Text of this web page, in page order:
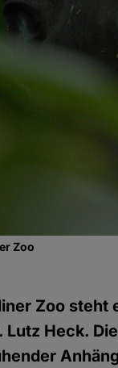
Zoo
Zoo steht
Heck.